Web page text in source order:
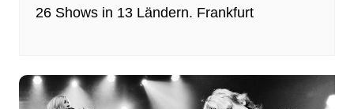
26 Shows in 13 Ländern. Frankfurt